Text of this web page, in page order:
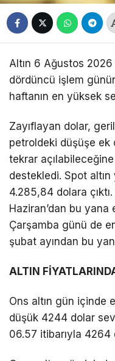
Altın 6 Ağustos
dördüncü işlem
haftanın en yüksek
Zayıflayan dolar,
petroldeki düşüşe ek
tekrar
destekledi. Spot
4.285,84 dolara
Haziran’dan bu
Çarşamba günü de
şubat ayından bu
ALTIN
Ons altın gün içinde
düşük 4244 dolar
06.57 itibarıyla